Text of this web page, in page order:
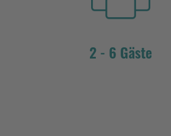
2 - 6 Gäste